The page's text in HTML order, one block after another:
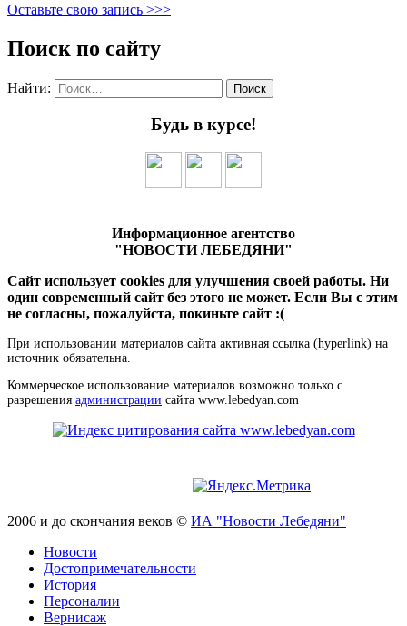
Оставьте свою запись >>>
Поиск по сайту
Найти:
Будь в курсе!
Информационное агентство
"НОВОСТИ ЛЕБЕДЯНИ"
Сайт использует cookies для улучшения своей работы. Ни
один современный сайт без этого не может. Если Вы с этим
не согласны, пожалуйста, покиньте сайт :(
При использовании материалов сайта активная ссылка (hyperlink) на
источник обязательна.
Коммерческое использование материалов возможно только с
разрешения администрации сайта www.lebedyan.com
2006 и до скончания веков © ИА "Новости Лебедяни"
Новости
Достопримечательности
История
Персоналии
Вернисаж